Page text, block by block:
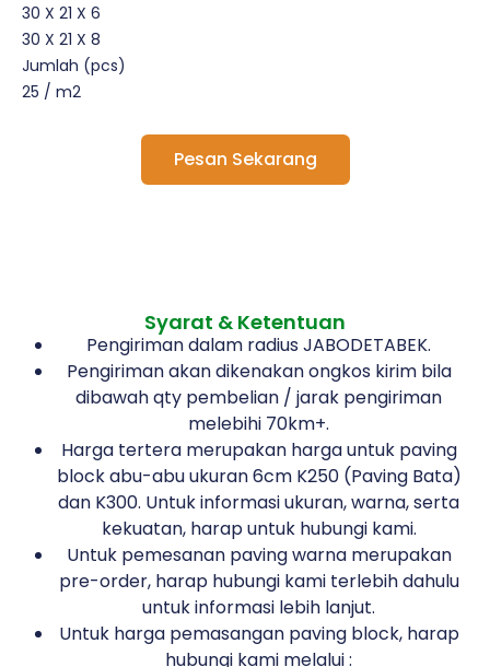
30 X 21 X 6
30 X 21 X 8
Jumlah (pcs)
25 / m2
Pesan Sekarang
Syarat & Ketentuan
Pengiriman dalam radius JABODETABEK.
Pengiriman akan dikenakan ongkos kirim bila
dibawah qty pembelian / jarak pengiriman
melebihi 70km+.
Harga tertera merupakan harga untuk paving
block abu-abu ukuran 6cm K250 (Paving Bata)
dan K300. Untuk informasi ukuran, warna, serta
kekuatan, harap untuk hubungi kami.
Untuk pemesanan paving warna merupakan
pre-order, harap hubungi kami terlebih dahulu
untuk informasi lebih lanjut.
Untuk harga pemasangan paving block, harap
hubungi kami melalui :